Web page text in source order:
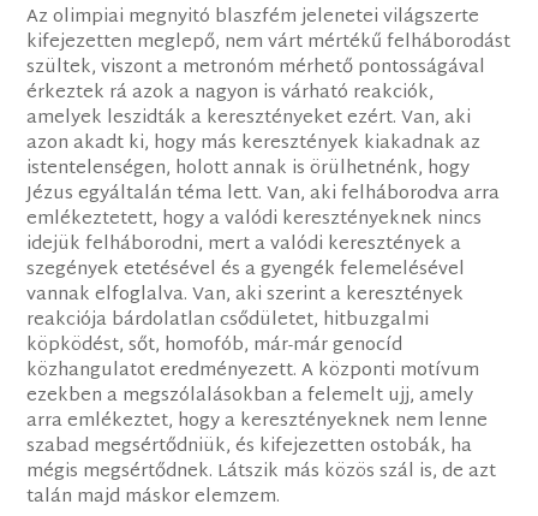
Az olimpiai megnyitó blaszfém jelenetei világszerte
kifejezetten meglepő, nem várt mértékű felháborodást
szültek, viszont a metronóm mérhető pontosságával
érkeztek rá azok a nagyon is várható reakciók,
amelyek leszidták a keresztényeket ezért. Van, aki
azon akadt ki, hogy más keresztények kiakadnak az
istentelenségen, holott annak is örülhetnénk, hogy
Jézus egyáltalán téma lett. Van, aki felháborodva arra
emlékeztetett, hogy a valódi keresztényeknek nincs
idejük felháborodni, mert a valódi keresztények a
szegények etetésével és a gyengék felemelésével
vannak elfoglalva. Van, aki szerint a keresztények
reakciója bárdolatlan csődületet, hitbuzgalmi
köpködést, sőt, homofób, már-már genocíd
közhangulatot eredményezett. A központi motívum
ezekben a megszólalásokban a felemelt ujj, amely
arra emlékeztet, hogy a keresztényeknek nem lenne
szabad megsértődniük, és kifejezetten ostobák, ha
mégis megsértődnek. Látszik más közös szál is, de azt
talán majd máskor elemzem.